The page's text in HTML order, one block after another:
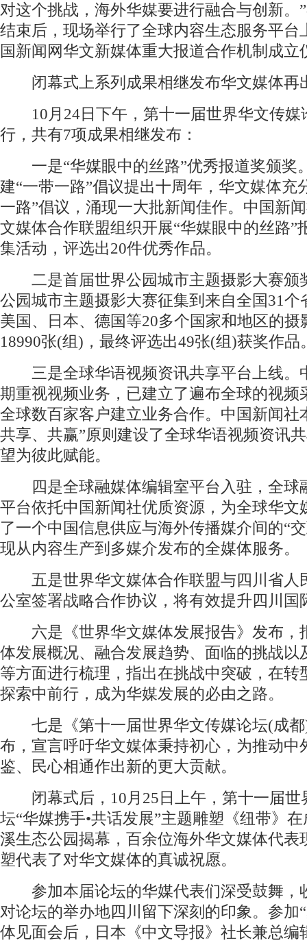
对这个挑战，海外华媒要进行融合与创新。
结束后，现场举行了全球内容生态服务平台
国新闻网华文新媒体重大报道合作机制成立
闭幕式上系列成果相继发布华文媒体再
10月24日下午，第十一届世界华文传媒
行，共有7项成果相继发布：
一是“华媒眼中的丝路”优秀报道奖颁奖
建“一带一路”倡议提出十周年，华文媒体充
一路”倡议，涌现一大批新闻佳作。中国新
文媒体合作联盟组织开展“华媒眼中的丝路”
集活动，评选出20件优秀作品。
二是首届世界公园城市主题摄影大赛颁
公园城市主题摄影大赛征集到来自全国31个
美国、日本、德国等20多个国家和地区的摄
18990张(组)，最终评选出49张(组)获奖作品
三是全球华语视频资讯共享平台上线。
期重视视频业务，已建立了遍布全球的视频
全球数百家客户建立业务合作。中国新闻社
共享、共赢”原则建设了全球华语视频资讯
望为彼此赋能。
四是全球融媒体编辑室平台入驻，全球
平台依托中国新闻社优质资源，为全球华文
了一个中国信息供应与海外传播媒介间的“
现从内容生产到多媒介发布的全媒体服务。
五是世界华文媒体合作联盟与四川省人
公室签署战略合作协议，将有效提升四川国
六是《世界华文媒体发展报告》发布，
体发展概况、融合发展趋势、面临的挑战以
等方面进行梳理，指出在挑战中突破，在转
探索中前行，成为华媒发展的必由之路。
七是《第十一届世界华文传媒论坛(成都
布，宣言呼吁华文媒体秉持初心，为推动中
鉴、民心相通作出新的更大贡献。
闭幕式后，10月25日上午，第十一届世
坛“华媒携手•共话发展”主题雕塑《纽带》
溪生态公园揭幕，百余位海外华文媒体代表
塑代表了对华文媒体的真诚祝愿。
参加本届论坛的华媒代表们深受鼓舞，
对论坛的举办地四川留下深刻的印象。参加
体见面会后，日本《中文导报》社长兼总编